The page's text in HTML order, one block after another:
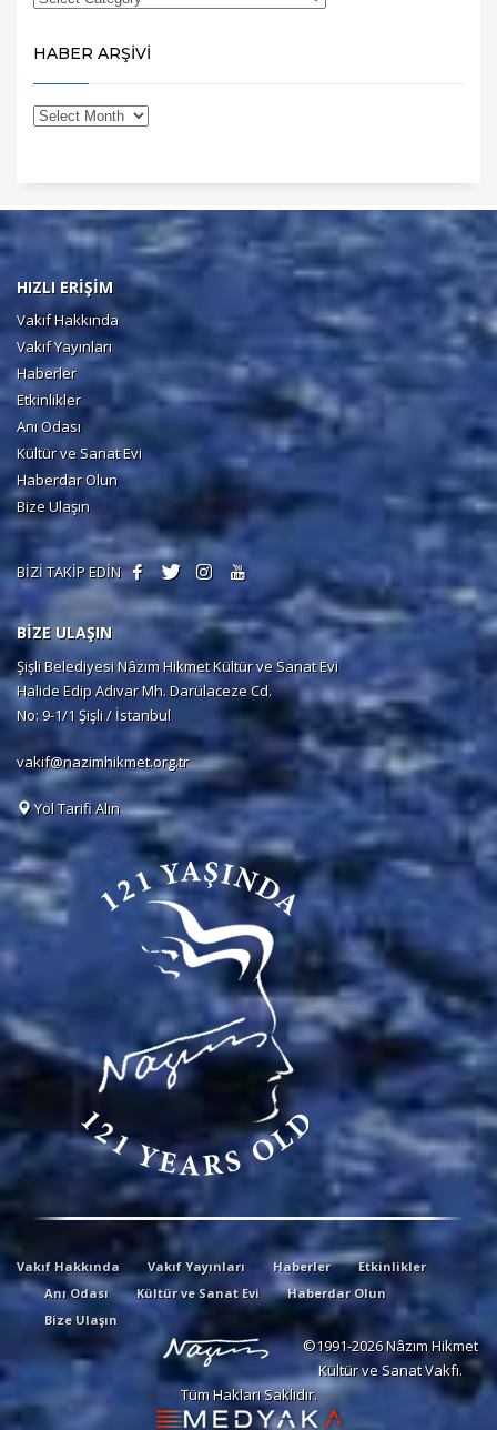
HABER ARŞİVİ
HIZLI ERİŞİM
Vakıf Hakkında
Vakıf Yayınları
Haberler
Etkinlikler
Anı Odası
Kültür ve Sanat Evi
Haberdar Olun
Bize Ulaşın
BİZİ TAKİP EDİN
BİZE ULAŞIN
Şişli Belediyesi Nâzım Hikmet Kültür ve Sanat Evi
Halide Edip Adıvar Mh. Darülaceze Cd.
No: 9-1/1 Şişli / İstanbul
vakif@nazimhikmet.org.tr
Yol Tarifi Alın
Vakıf Hakkında Vakıf Yayınları Haberler
Etkinlikler
Anı Odası
Kültür ve Sanat Evi
Haberdar Olun
Bize Ulaşın
©1991-2026 Nâzım Hikmet
Kültür ve Sanat Vakfı.
Tüm Hakları Saklıdır.